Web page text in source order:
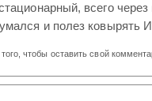
всего
и полез ковырять
чтобы оставить свой